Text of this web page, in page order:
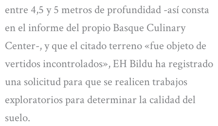
entre 4,5 y 5 metros de profundidad -así consta
en el informe del propio Basque Culinary
Center-, y que el citado terreno «fue objeto de
vertidos incontrolados», EH Bildu ha registrado
una solicitud para que se realicen trabajos
exploratorios para determinar la calidad del
suelo.